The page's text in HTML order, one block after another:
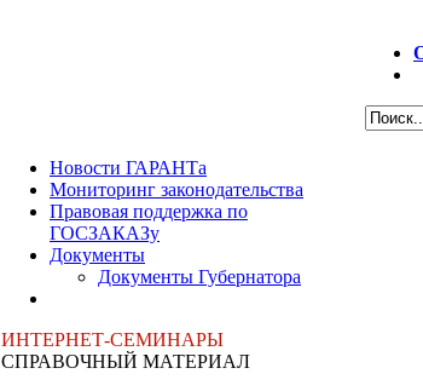
Новости ГАРАНТа
Мониторинг законодательства
Правовая поддержка по
ГОСЗАКАЗу
Документы
Документы Губернатора
ИНТЕРНЕТ-СЕМИНАРЫ
СПРАВОЧНЫЙ МАТЕРИАЛ